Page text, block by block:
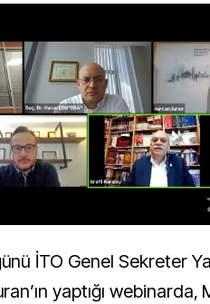
İTO Genel Sekreter
yaptığı webinarda,